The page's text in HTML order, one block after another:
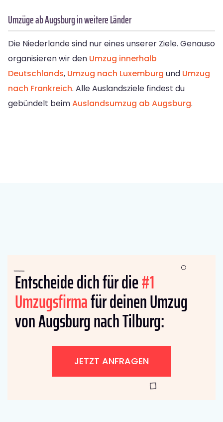
Umzüge ab Augsburg in weitere Länder
Die Niederlande sind nur eines unserer Ziele. Genauso
organisieren wir den Umzug innerhalb
Deutschlands, Umzug nach Luxemburg und Umzug
nach Frankreich. Alle Auslandsziele findest du
gebündelt beimAuslandsumzug ab Augsburg.
Entscheide dich für die#1
Umzugsfirmafür deinen Umzug
von Augsburg nach Tilburg:
JETZT ANFRAGEN